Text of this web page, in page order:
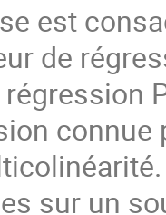
est
de
régression
connue
sur un